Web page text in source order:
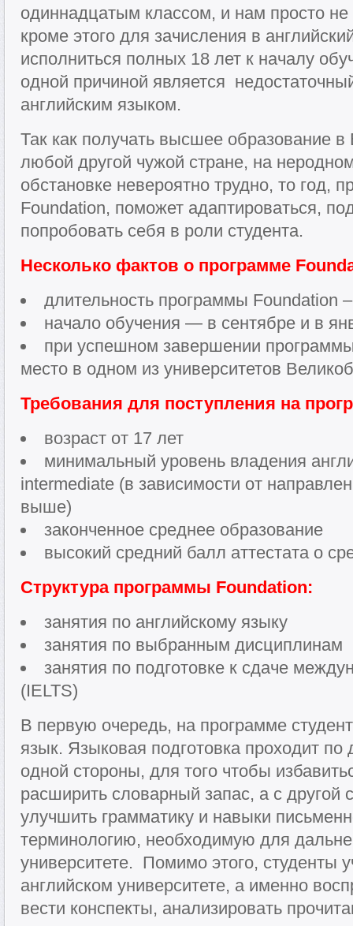
одиннадцатым классом, и нам просто не
кроме этого для зачисления в
исполниться полных 18 лет к началу
одной причиной является
английским языком.
Так как получать высшее образование в
любой другой чужой стране, на
обстановке невероятно трудно, то год,
Foundation, поможет адаптироваться,
попробовать себя в роли студента.
Несколько фактов о программе
длительность программы Foundation
начало обучения — в сентябре и в
при успешном завершении
место в одном из университетов
Требования для поступления на
возраст от 17 лет
минимальный уровень владения
intermediate (в зависимости от
выше)
законченное среднее образование
высокий средний балл аттестата о
Структура программы Foundation:
занятия по английскому языку
занятия по выбранным дисциплинам
занятия по подготовке к сдаче
(IELTS)
В первую очередь, на программе
язык. Языковая подготовка проходит
одной стороны, для того чтобы
расширить словарный запас, а с другой
улучшить грамматику и навыки
терминологию, необходимую для
университете. Помимо этого, студенты
английском университете, а именно
вести конспекты, анализировать